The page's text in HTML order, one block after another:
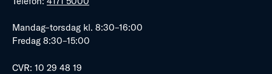
Mandag–torsdag kl. 8:30–16:00
Fredag 8:30–15:00
CVR: 10 29 48 19